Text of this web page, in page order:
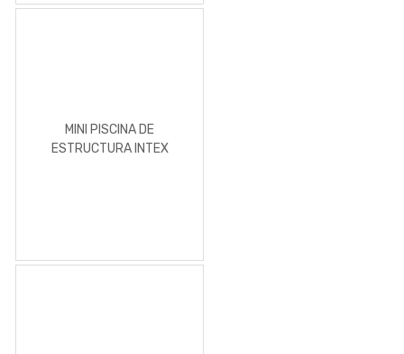
MINI PISCINA DE
ESTRUCTURA INTEX